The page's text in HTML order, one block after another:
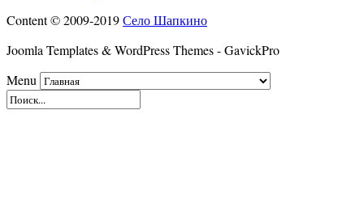
Content © 2009-2019Село Шапкино
Joomla Templates & WordPress Themes - GavickPro
Menu